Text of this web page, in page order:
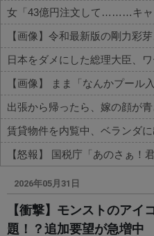
女「43億円注文して………キャ
Powered by livedoor 相互RSS
2026年05月31日
【衝撃】モンストのアイ
題！？追加要望が急増中